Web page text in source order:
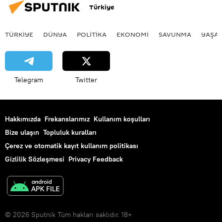
Türkiye
TÜRKIYE DÜNYA POLİTİKA EKONOMİ SAVUNMA
Telegram Twitter
Hakkımızda Frekanslarımız Kullanım koşulları
Bize ulaşın Topluluk kuralları
Çerez ve otomatik kayıt kullanım politikası
Gizlilik Sözleşmesi Privacy Feedback
© 2026 Sputnik Tüm hakları saklıdır. 18+